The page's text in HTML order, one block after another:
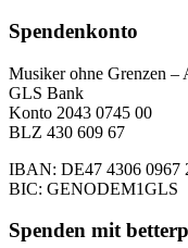
Spendenkonto
Musiker ohne Grenzen –
GLS Bank
Konto 2043 0745 00
BLZ 430 609 67
IBAN: DE47 4306 0967
BIC: GENODEM1GLS
Spenden mit